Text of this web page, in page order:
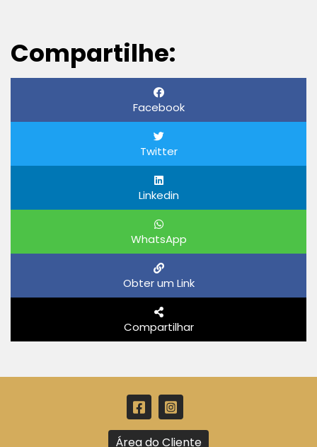
Compartilhe:
Facebook
Twitter
Linkedin
WhatsApp
Obter um Link
Compartilhar
Área do Cliente